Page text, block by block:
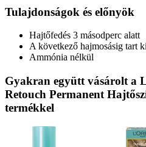
Tulajdonságok és előnyök
Hajtőfedés 3 másodperc alatt
A következő hajmosásig tart ki
Ammónia nélkül
Gyakran együtt vásárolt a
Retouch Permanent
termékkel